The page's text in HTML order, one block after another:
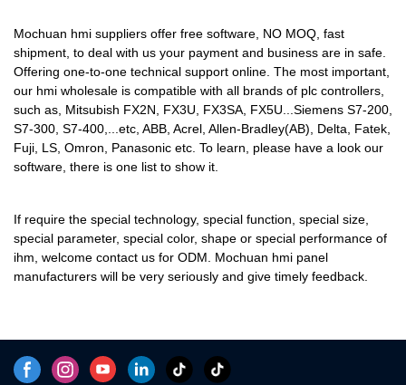
Mochuan hmi suppliers offer free software, NO MOQ, fast
shipment, to deal with us your payment and business are in safe.
Offering one-to-one technical support online. The most important,
our hmi wholesale is compatible with all brands of plc controllers,
such as, Mitsubish FX2N, FX3U, FX3SA, FX5U...Siemens S7-200,
S7-300, S7-400,...etc, ABB, Acrel, Allen-Bradley(AB), Delta, Fatek,
Fuji, LS, Omron, Panasonic etc. To learn, please have a look our
software, there is one list to show it.
If require the special technology, special function, special size,
special parameter, special color, shape or special performance of
ihm, welcome contact us for ODM. Mochuan hmi panel
manufacturers will be very seriously and give timely feedback.